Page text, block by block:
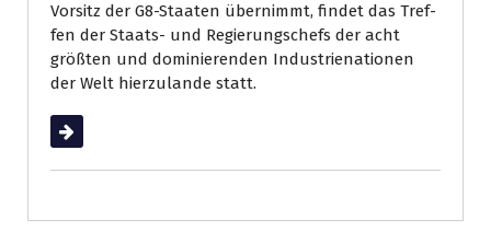
Vor­sitz der G8-​Staa­ten über­nimmt, fin­det das Tref­
fen der Staats-​ und Re­gie­rungs­chefs der acht
größ­ten und do­mi­nie­ren­den In­dus­tri­e­na­tio­nen
der Welt hier­zu­lan­de statt.
Weiterlesen